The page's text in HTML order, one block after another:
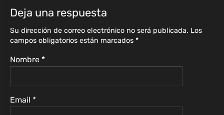
Deja una respuesta
Su dirección de correo electrónico no será publicada. Los
campos obligatorios están marcados *
Nombre *
Email *